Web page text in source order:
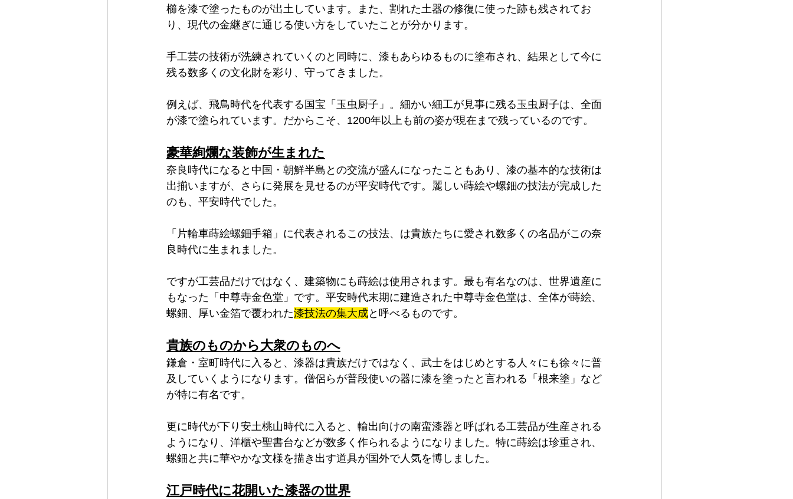
櫛を漆で塗ったものが出土しています。また、割れた土器の修復に使った跡も残されてお
り、現代の金継ぎに通じる使い方をしていたことが分かります。
手工芸の技術が洗練されていくのと同時に、漆もあらゆるものに塗布され、結果として今に
残る数多くの文化財を彩り、守ってきました。
例えば、飛鳥時代を代表する国宝「玉虫厨子」。細かい細工が見事に残る玉虫厨子は、全面
が漆で塗られています。だからこそ、1200年以上も前の姿が現在まで残っているのです。
豪華絢爛な装飾が生まれた
奈良時代になると中国・朝鮮半島との交流が盛んになったこともあり、漆の基本的な技術は
出揃いますが、さらに発展を見せるのが平安時代です。麗しい蒔絵や螺鈿の技法が完成した
のも、平安時代でした。
「片輪車蒔絵螺鈿手箱」に代表されるこの技法、は貴族たちに愛され数多くの名品がこの奈
良時代に生まれました。
ですが工芸品だけではなく、建築物にも蒔絵は使用されます。最も有名なのは、世界遺産に
もなった「中尊寺金色堂」です。平安時代末期に建造された中尊寺金色堂は、全体が蒔絵、
螺鈿、厚い金箔で覆われた漆技法の集大成と呼べるものです。
貴族のものから大衆のものへ
鎌倉・室町時代に入ると、漆器は貴族だけではなく、武士をはじめとする人々にも徐々に普
及していくようになります。僧侶らが普段使いの器に漆を塗ったと言われる「根来塗」など
が特に有名です。
更に時代が下り安土桃山時代に入ると、輸出向けの南蛮漆器と呼ばれる工芸品が生産される
ようになり、洋櫃や聖書台などが数多く作られるようになりました。特に蒔絵は珍重され、
螺鈿と共に華やかな文様を描き出す道具が国外で人気を博しました。
江戸時代に花開いた漆器の世界